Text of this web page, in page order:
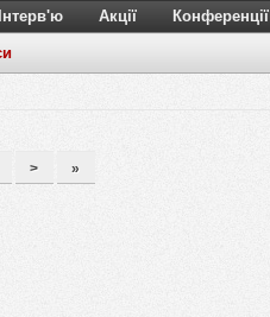
Інтерв'ю Акції Конференції
> »